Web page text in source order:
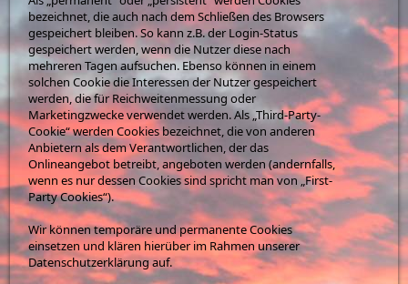
bezeichnet, die auch nach dem Schließen des Browsers
gespeichert bleiben. So kann z.B. der Login-Status
gespeichert werden, wenn die Nutzer diese nach
mehreren Tagen aufsuchen. Ebenso können in einem
solchen Cookie die Interessen der Nutzer gespeichert
werden, die für Reichweitenmessung oder
Marketingzwecke verwendet werden. Als „Third-Party-
Cookie“ werden Cookies bezeichnet, die von anderen
Anbietern als dem Verantwortlichen, der das
Onlineangebot betreibt, angeboten werden (andernfalls,
wenn es nur dessen Cookies sind spricht man von „First-
Party Cookies“).
Wir können temporäre und permanente Cookies
einsetzen und klären hierüber im Rahmen unserer
Datenschutzerklärung auf.